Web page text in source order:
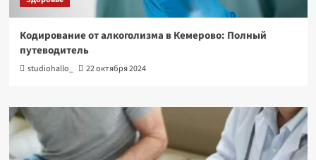
Кодирование от алкоголизма в Кемерово: Полный
путеводитель
studiohallo_ 22 октября 2024